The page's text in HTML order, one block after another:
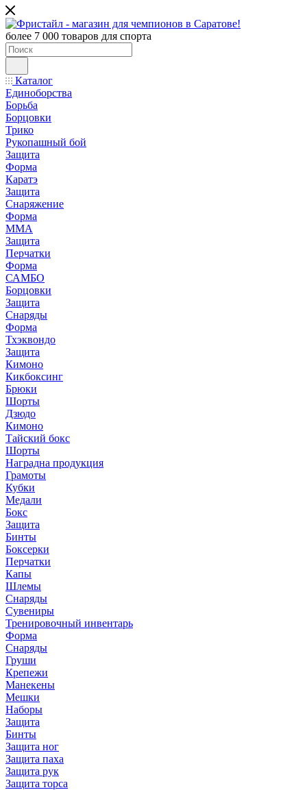
более 7 000 товаров для спорта
Каталог
Единоборства
Борьба
Борцовки
Трико
Рукопашный бой
Защита
Форма
Каратэ
Защита
Снаряжение
Форма
ММА
Защита
Перчатки
Форма
САМБО
Борцовки
Защита
Снаряды
Форма
Тхэквондо
Защита
Кимоно
Кикбоксинг
Брюки
Шорты
Дзюдо
Кимоно
Тайский бокс
Шорты
Наградна продукция
Грамоты
Кубки
Медали
Бокс
Защита
Бинты
Боксерки
Перчатки
Капы
Шлемы
Снаряды
Сувениры
Тренировочный инвентарь
Форма
Снаряды
Груши
Крепежи
Манекены
Мешки
Наборы
Защита
Бинты
Защита ног
Защита паха
Защита рук
Защита торса